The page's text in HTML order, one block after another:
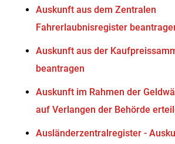
Auskunft aus dem Zentralen
Fahrerlaubnisregister
Auskunft aus der
beantragen
Auskunft im Rahmen der
auf Verlangen der Behörde
Ausländerzentralregister -